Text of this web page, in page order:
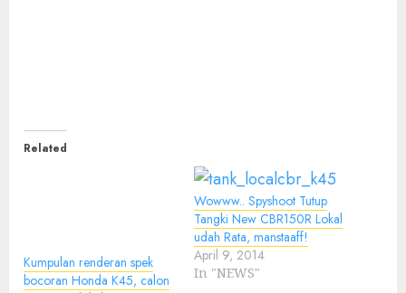
Related
Kumpulan renderan spek
bocoran Honda K45, calon
Wowww.. Spyshoot Tutup
Tangki New CBR150R Lokal
udah Rata, manstaaff!
April 9, 2014
In "NEWS"